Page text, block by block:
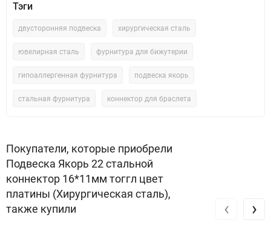
Тэги
двусторонняя подвеска хирургическая сталь
ювелирная сталь фурнитура для бижутерии
гипоаллергенная фурнитура подвеска якорь
стальная фурнитура коннектор для браслета
Покупатели, которые приобрели
Подвеска Якорь 22 стальной
коннектор 16*11мм тоггл цвет
платины (Хирургическая сталь),
также купили
‹ ›